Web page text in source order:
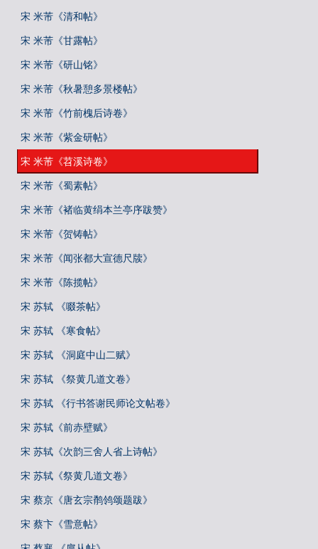
宋 米芾《清和帖》
宋 米芾《甘露帖》
宋 米芾《研山铭》
宋 米芾《秋暑憩多景楼帖》
宋 米芾《竹前槐后诗卷》
宋 米芾《紫金研帖》
宋 米芾《苕溪诗卷》
宋 米芾《蜀素帖》
宋 米芾《褚临黄绢本兰亭序跋赞》
宋 米芾《贺铸帖》
宋 米芾《闻张都大宣德尺牍》
宋 米芾《陈揽帖》
宋 苏轼 《啜茶帖》
宋 苏轼 《寒食帖》
宋 苏轼 《洞庭中山二赋》
宋 苏轼 《祭黄几道文卷》
宋 苏轼 《行书答谢民师论文帖卷》
宋 苏轼《前赤壁赋》
宋 苏轼《次韵三舍人省上诗帖》
宋 苏轼《祭黄几道文卷》
宋 蔡京《唐玄宗鹡鸰颂题跋》
宋 蔡卞《雪意帖》